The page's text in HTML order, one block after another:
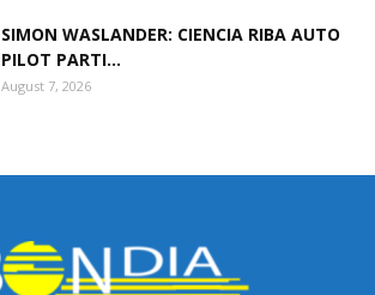
SIMON WASLANDER: CIENCIA RIBA AUTO
PILOT PARTI...
August 7, 2026